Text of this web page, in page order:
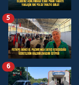
5
6